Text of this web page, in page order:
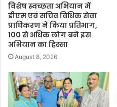
विशेष स्वच्छता अभियान में
डीएम एवं सचिव विधिक सेवा
प्राधिकरण ने किया प्रतिभाग,
100 से अधिक लोग बने इस
अभियान का हिस्सा
August 8, 2026